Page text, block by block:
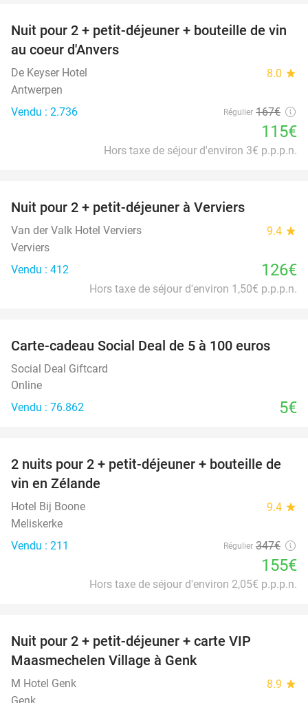
31%
Nuit pour 2 + petit-déjeuner + bouteille de vin
au coeur d'Anvers
De Keyser Hotel 8.0 star
Antwerpen
Vendu : 2.736
Régulier 167€
115€
Hors taxe de séjour d'environ 3€ p.p.p.n.
Nuit pour 2 + petit-déjeuner à Verviers
Van der Valk Hotel Verviers 9.4 star
Verviers
Vendu : 412
126€
Hors taxe de séjour d'environ 1,50€ p.p.p.n.
Carte-cadeau Social Deal de 5 à 100 euros
Social Deal Giftcard
Online
Vendu : 76.862
5€
55%
2 nuits pour 2 + petit-déjeuner + bouteille de
vin en Zélande
Hotel Bij Boone 9.4 star
Meliskerke
Vendu : 211
Régulier 347€
155€
Hors taxe de séjour d'environ 2,05€ p.p.p.n.
Nuit pour 2 + petit-déjeuner + carte VIP
Maasmechelen Village à Genk
M Hotel Genk 8.9 star
Genk